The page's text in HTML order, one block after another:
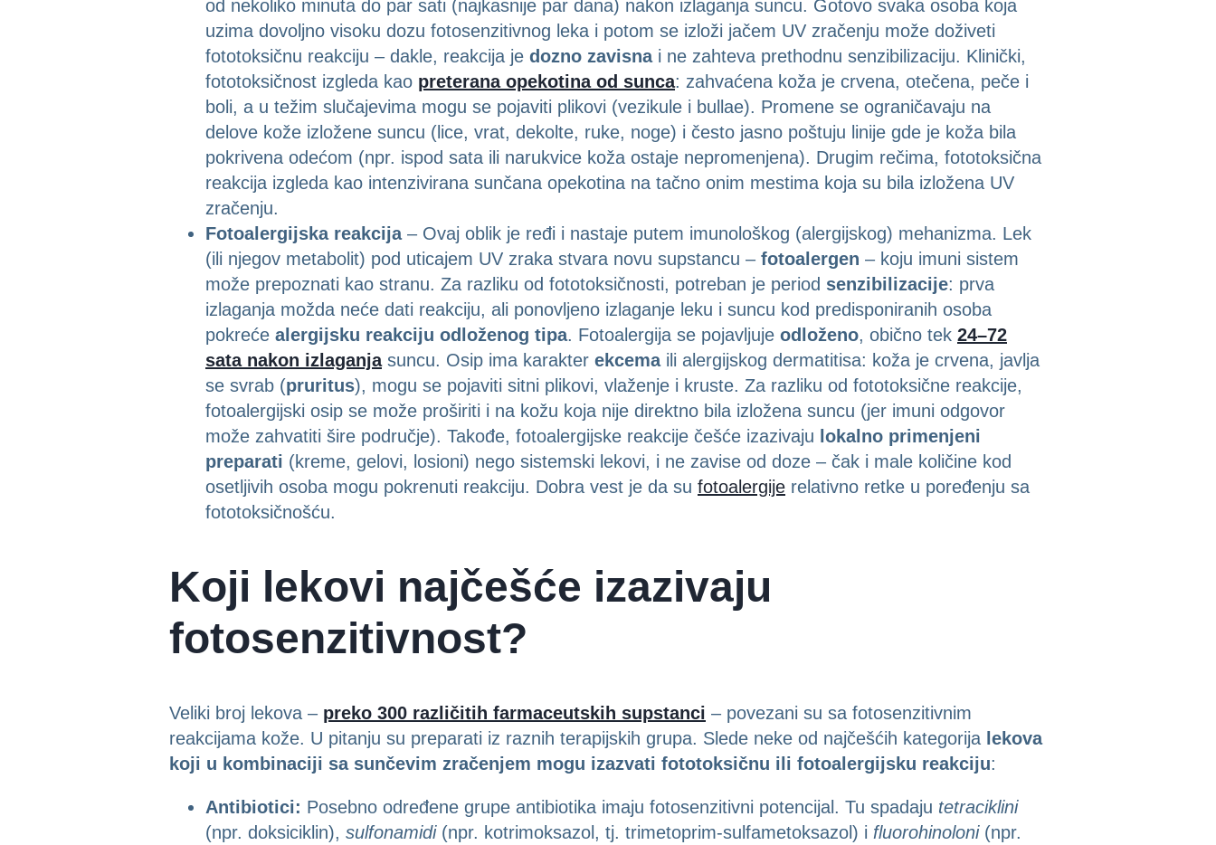
od nekoliko minuta do par sati (najkasnije par dana) nakon izlaganja suncu. Gotovo svaka osoba koja
uzima dovoljno visoku dozu fotosenzitivnog leka i potom se izloži jačem UV zračenju može doživeti
fototoksičnu reakciju – dakle, reakcija je dozno zavisnai ne zahteva prethodnu senzibilizaciju. Klinički,
fototoksičnost izgleda kao preterana opekotina od sunca: zahvaćena koža je crvena, otečena, peče i
boli, a u težim slučajevima mogu se pojaviti plikovi (vezikule i bullae). Promene se ograničavaju na
delove kože izložene suncu (lice, vrat, dekolte, ruke, noge) i često jasno poštuju linije gde je koža bila
pokrivena odećom (npr. ispod sata ili narukvice koža ostaje nepromenjena). Drugim rečima, fototoksična
reakcija izgleda kao intenzivirana sunčana opekotina na tačno onim mestima koja su bila izložena UV
zračenju.
Fotoalergijska reakcija– Ovaj oblik je ređi i nastaje putem imunološkog (alergijskog) mehanizma. Lek
(ili njegov metabolit) pod uticajem UV zraka stvara novu supstancu – fotoalergen – koju imuni sistem
može prepoznati kao stranu. Za razliku od fototoksičnosti, potreban je period senzibilizacije: prva
izlaganja možda neće dati reakciju, ali ponovljeno izlaganje leku i suncu kod predisponiranih osoba
pokreće alergijsku reakciju odloženog tipa. Fotoalergija se pojavljuje odloženo, obično tek 24–72
sata nakon izlaganjasuncu. Osip ima karakter ekcemaili alergijskog dermatitisa: koža je crvena, javlja
se svrab (pruritus), mogu se pojaviti sitni plikovi, vlaženje i kruste. Za razliku od fototoksične reakcije,
fotoalergijski osip se može proširiti i na kožu koja nije direktno bila izložena suncu (jer imuni odgovor
može zahvatiti šire područje). Takođe, fotoalergijske reakcije češće izazivaju lokalno primenjeni
preparati (kreme, gelovi, losioni) nego sistemski lekovi, i ne zavise od doze – čak i male količine kod
osetljivih osoba mogu pokrenuti reakciju. Dobra vest je da su fotoalergije relativno retke u poređenju sa
fototoksičnošću.
Koji lekovi najčešće izazivaju
fotosenzitivnost?
Veliki broj lekova – preko 300 različitih farmaceutskih supstanci – povezani su sa fotosenzitivnim
reakcijama kože. U pitanju su preparati iz raznih terapijskih grupa. Slede neke od najčešćih kategorija lekova
koji u kombinaciji sa sunčevim zračenjem mogu izazvati fototoksičnu ili fotoalergijsku reakciju:
Antibiotici: Posebno određene grupe antibiotika imaju fotosenzitivni potencijal. Tu spadaju tetraciklini
(npr. doksiciklin), sulfonamidi(npr. kotrimoksazol, tj. trimetoprim-sulfametoksazol) i fluorohinoloni(npr.